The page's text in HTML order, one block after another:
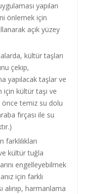
yapılan
önlemek için
açık yüzey
kültür taşları
çekip,
yapılacak taşlar ve
için kültür taşı ve
önce temiz su dolu
fırçası ile su
kültür tuğla
engelleyebilmek
için farklı
alınıp, harmanlama